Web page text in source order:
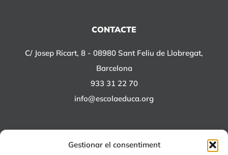
Gestionar el consentiment
CONTACTE
C/ Josep Ricart, 8 - 08980 Sant Feliu de Llobregat,
Barcelona
933 31 22 70
info@escolaeduca.org